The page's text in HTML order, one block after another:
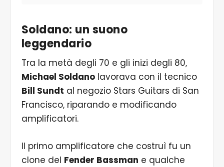
Soldano: un suono
leggendario
Tra la metà degli 70 e gli inizi degli 80,
Michael Soldanolavorava con il tecnico
Bill Sundt al negozio Stars Guitars di San
Francisco, riparando e modificando
amplificatori.
Il primo amplificatore che costruì fu un
clone del Fender Bassman e qualche